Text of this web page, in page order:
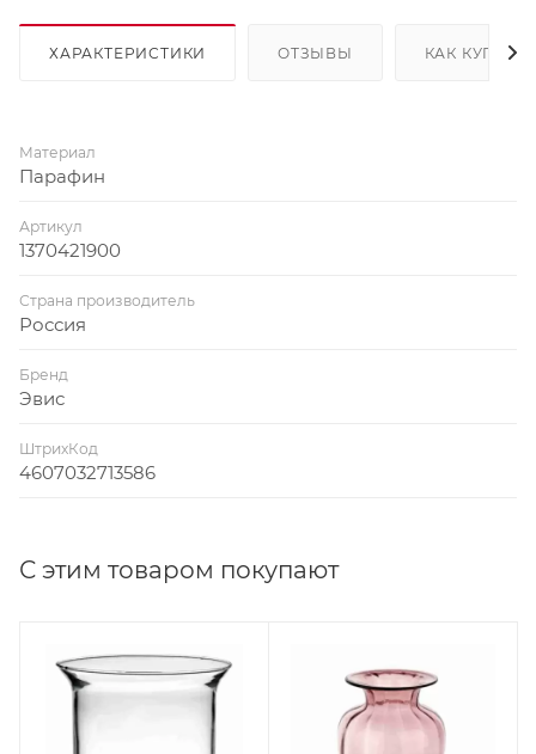
ХАРАКТЕРИСТИКИ ОТЗЫВЫ КАК КУПИТЬ
Материал
Парафин
Артикул
1370421900
Страна производитель
Россия
Бренд
Эвис
ШтрихКод
4607032713586
С этим товаром покупают